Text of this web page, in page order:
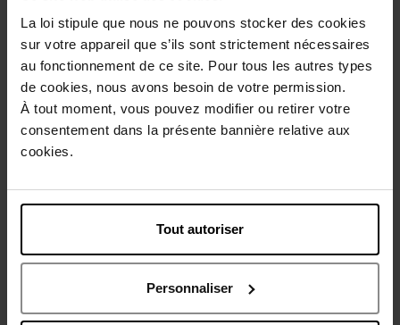
La loi stipule que nous ne pouvons stocker des cookies
sur votre appareil que s’ils sont strictement nécessaires
au fonctionnement de ce site. Pour tous les autres types
de cookies, nous avons besoin de votre permission.
À tout moment, vous pouvez modifier ou retirer votre
consentement dans la présente bannière relative aux
cookies.
Tout autoriser
Personnaliser
Beschrijving
Gebruiksadvies
Beleid inzake klantbeoordelingen
Nog iets vergeten ?